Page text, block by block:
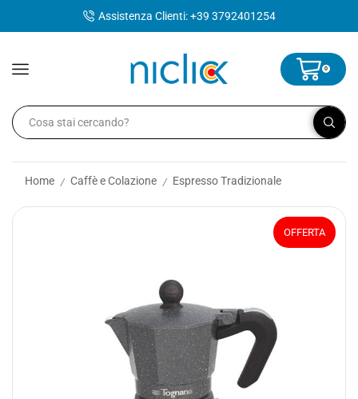
Assistenza Clienti: +39 3792401254
0
Home / Caffè e Colazione / Espresso Tradizionale
OFFERTA